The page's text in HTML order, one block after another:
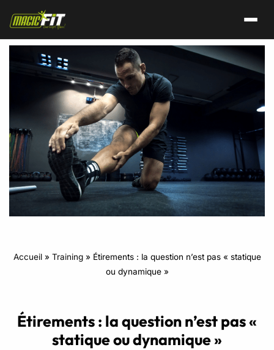
Accueil» Training» Étirements : la question n’est pas « statique
ou dynamique »
Étirements : la question n’est pas «
statique ou dynamique »